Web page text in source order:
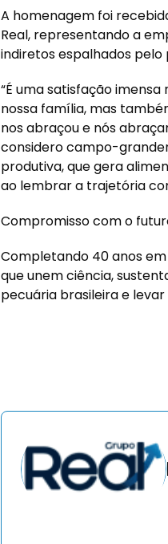
A homenagem foi
Real, representando a
indiretos espalhados pelo
“É uma satisfação
nossa família, mas
nos abraçou e nós
considero campo-
produtiva, que gera
ao lembrar a trajetória
Compromisso com o
Completando 40 anos
que unem ciência,
pecuária brasileira e